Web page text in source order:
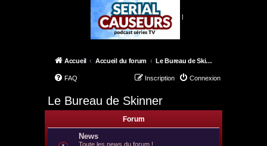
|
Accueil Accueil du forum Le Bureau de Skinner
FAQ Connexion
Inscription
Le Bureau de Skinner
Forum
News
Toute les news du forum !